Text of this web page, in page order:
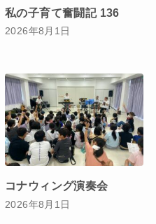
私の子育て奮闘記 136
2026年8月1日
コナウィング演奏会
2026年8月1日